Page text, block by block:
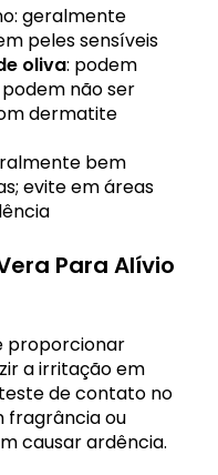
geralmente
peles sensíveis
oliva: podem
não ser
dermatite
bem
evite em áreas
Para Alívio
proporcionar
a irritação em
de contato no
fragrância ou
causar ardência.